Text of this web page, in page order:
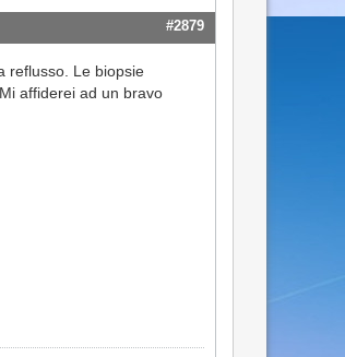
#2879
reflusso. Le biopsie
affiderei ad un bravo